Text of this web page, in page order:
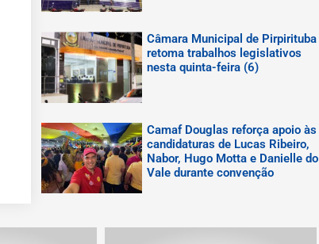
Câmara Municipal de Pirpirituba
retoma trabalhos legislativos
nesta quinta-feira (6)
Camaf Douglas reforça apoio às
candidaturas de Lucas Ribeiro,
Nabor, Hugo Motta e Danielle do
Vale durante convenção